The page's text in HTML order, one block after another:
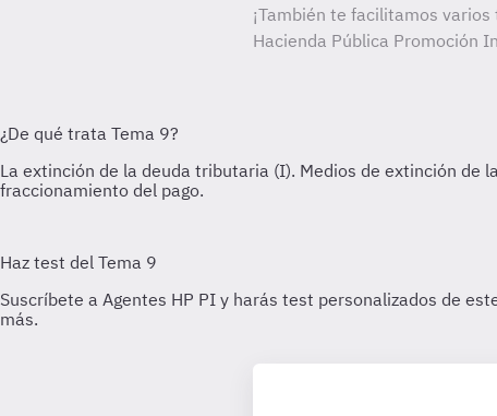
¡También te facilitamos
Hacienda Pública Promoción